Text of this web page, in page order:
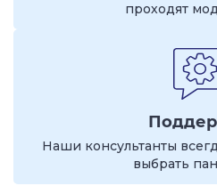
проходят
Наши консультанты
выбрать